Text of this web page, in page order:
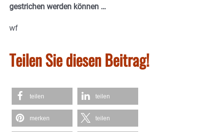
gestrichen werden können …
wf
Teilen Sie diesen Beitrag!
teilen teilen
merken teilen